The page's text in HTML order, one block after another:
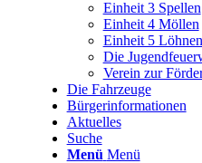
Einheit 3 Spellen
Einheit 4 Möllen
Einheit 5 Löhnen
Die
Verein zur
Die Fahrzeuge
Bürgerinformationen
Aktuelles
Suche
Menü Menü